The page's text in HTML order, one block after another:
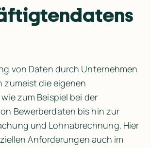
von Daten durch Unternehmen
zumeist die eigenen
zum Beispiel bei der
Bewerberdaten bis hin zur
und Lohnabrechnung. Hier
Anforderungen auch im